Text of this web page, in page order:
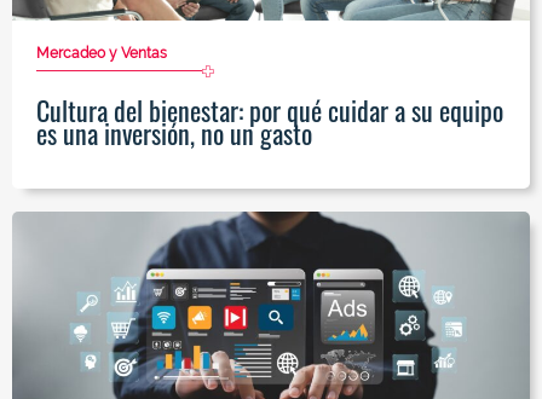
Mercadeo y Ventas
Cultura del bienestar: por qué cuidar a su equipo
es una inversión, no un gasto